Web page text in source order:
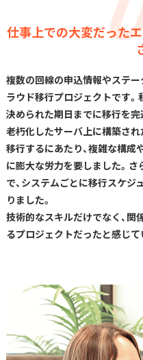
仕事上での大変だった
複数の回線の申込情報やステ
ラウド移行プロジェクトです。
決められた期日までに移行を完
老朽化したサーバ上に構築さ
移行するにあたり、複雑な構
に膨大な労力を要しました。さ
で、システムごとに移行スケジ
りました。
技術的なスキルだけでなく、
るプロジェクトだったと感じて